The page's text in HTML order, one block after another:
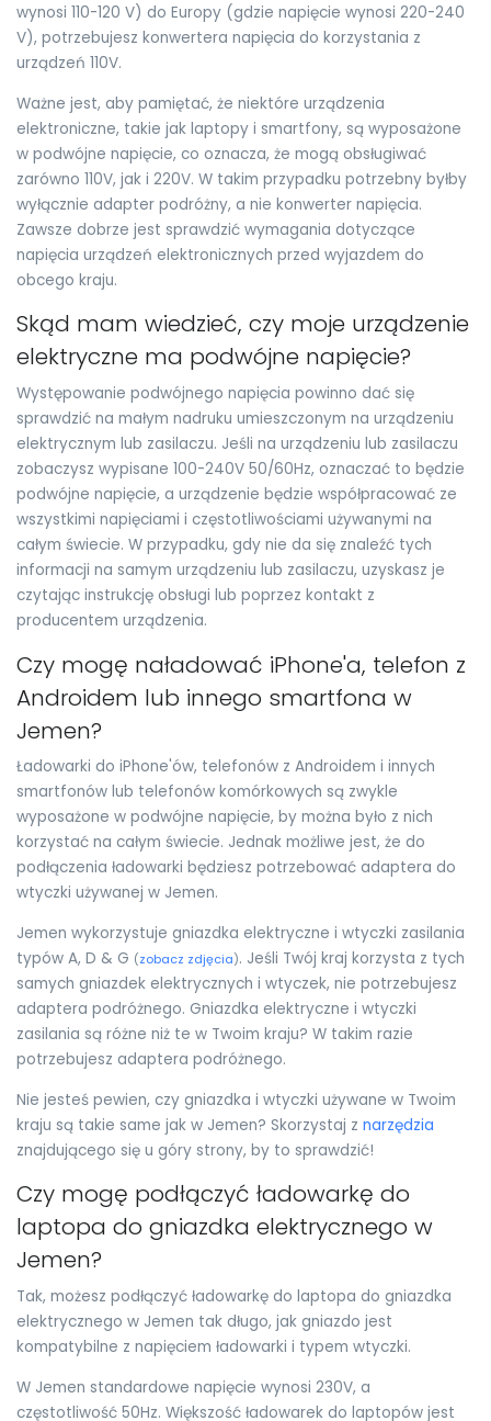
wynosi 110-120 V) do Europy (gdzie napięcie wynosi 220-240
V), potrzebujesz konwertera napięcia do korzystania z
urządzeń 110V.
Ważne jest, aby pamiętać, że niektóre urządzenia
elektroniczne, takie jak laptopy i smartfony, są wyposażone
w podwójne napięcie, co oznacza, że mogą obsługiwać
zarówno 110V, jak i 220V. W takim przypadku potrzebny byłby
wyłącznie adapter podróżny, a nie konwerter napięcia.
Zawsze dobrze jest sprawdzić wymagania dotyczące
napięcia urządzeń elektronicznych przed wyjazdem do
obcego kraju.
Skąd mam wiedzieć, czy moje urządzenie
elektryczne ma podwójne napięcie?
Występowanie podwójnego napięcia powinno dać się
sprawdzić na małym nadruku umieszczonym na urządzeniu
elektrycznym lub zasilaczu. Jeśli na urządzeniu lub zasilaczu
zobaczysz wypisane 100-240V 50/60Hz, oznaczać to będzie
podwójne napięcie, a urządzenie będzie współpracować ze
wszystkimi napięciami i częstotliwościami używanymi na
całym świecie. W przypadku, gdy nie da się znaleźć tych
informacji na samym urządzeniu lub zasilaczu, uzyskasz je
czytając instrukcję obsługi lub poprzez kontakt z
producentem urządzenia.
Czy mogę naładować iPhone'a, telefon z
Androidem lub innego smartfona w
Jemen?
Ładowarki do iPhone'ów, telefonów z Androidem i innych
smartfonów lub telefonów komórkowych są zwykle
wyposażone w podwójne napięcie, by można było z nich
korzystać na całym świecie. Jednak możliwe jest, że do
podłączenia ładowarki będziesz potrzebować adaptera do
wtyczki używanej w Jemen.
Jemen wykorzystuje gniazdka elektryczne i wtyczki zasilania
typów A, D & G (zobacz zdjęcia). Jeśli Twój kraj korzysta z tych
samych gniazdek elektrycznych i wtyczek, nie potrzebujesz
adaptera podróżnego. Gniazdka elektryczne i wtyczki
zasilania są różne niż te w Twoim kraju? W takim razie
potrzebujesz adaptera podróżnego.
Nie jesteś pewien, czy gniazdka i wtyczki używane w Twoim
kraju są takie same jak w Jemen? Skorzystaj z narzędzia
znajdującego się u góry strony, by to sprawdzić!
Czy mogę podłączyć ładowarkę do
laptopa do gniazdka elektrycznego w
Jemen?
Tak, możesz podłączyć ładowarkę do laptopa do gniazdka
elektrycznego w Jemen tak długo, jak gniazdo jest
kompatybilne z napięciem ładowarki i typem wtyczki.
W Jemen standardowe napięcie wynosi 230V, a
częstotliwość 50Hz. Większość ładowarek do laptopów jest